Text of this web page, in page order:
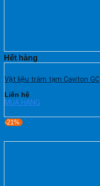
Hết hàng
Vật liệu trám tạm Caviton GC
Liên hệ
MUA HÀNG
-21%